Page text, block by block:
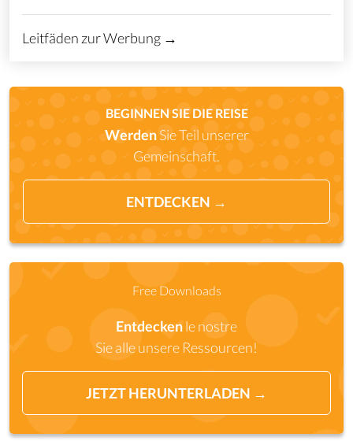
Leitfäden zur Werbung →
BEGINNEN SIE DIE REISE
WerdenSie Teil unserer
Gemeinschaft.
ENTDECKEN →
Free Downloads
Entdeckenle nostre
Sie alle unsere Ressourcen!
JETZT HERUNTERLADEN →